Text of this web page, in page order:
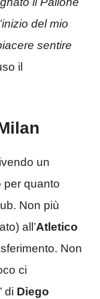
del mio
sentire
il
un
per quanto
Non più
all’Atletico
Non
ci
di Diego